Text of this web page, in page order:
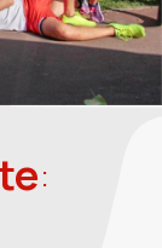
: